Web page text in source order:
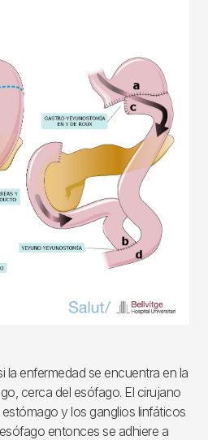
la enfermedad se encuentra en la
cerca del esófago. El cirujano
y los ganglios linfáticos
entonces se adhiere a